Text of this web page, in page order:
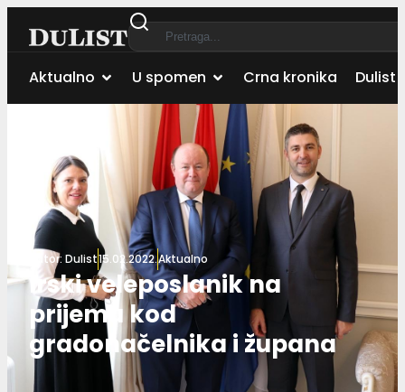
Aktualno U spomen Crna kronika Dulist
Autor: Dulist15.02.2022.Aktualno
Irski veleposlanik na
prijemu kod
gradonačelnika i župana